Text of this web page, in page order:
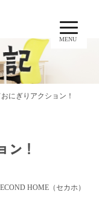
MENU
にぎりアクション！
ン！
HOME（セカホ）